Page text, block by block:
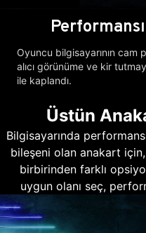
Oyuncu bilgisayarının
alıcı görünüme ve kir
ile kaplandı.
Üstün
Bilgisayarında
bileşeni olan anakart için,
birbirinden farklı
uygun olanı seç,